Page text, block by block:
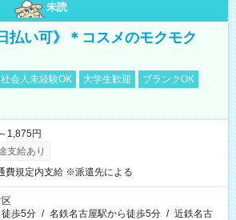
未読
払い可》＊コスメのモクモク
社会人未経験OK 大学生歓迎
ブランクOK
1,875円
支給あり
費規定内支給 ※派遣先による
歩5分 / 名鉄名古屋駅から徒歩5分 / 近鉄名古